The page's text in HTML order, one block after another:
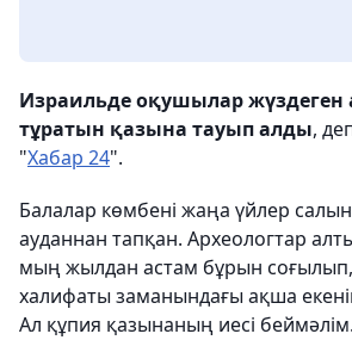
Израильде оқушылар
тұратын қазына тауып алды,
"Хабар 24".
Балалар көмбені жаңа үйлер
ауданнан тапқан. Археологтар
мың жылдан астам бұрын
халифаты заманындағы ақша
Ал құпия қазынаның иесі беймәлім.